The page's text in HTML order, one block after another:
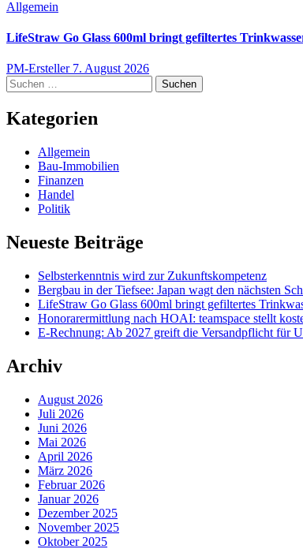
Allgemein
LifeStraw Go Glass 600ml bringt gefiltertes
PM-Ersteller 7. August 2026
Suchen
nach:
Kategorien
Allgemein
Bau-Immobilien
Finanzen
Handel
Politik
Neueste Beiträge
Selbsterkenntnis wird zur Zukunftskompetenz
Bergbau in der Tiefsee: Japan wagt den nächsten
LifeStraw Go Glass 600ml bringt gefiltertes
Honorarermittlung nach HOAI: teamspace stellt
E-Rechnung: Ab 2027 greift die Versandpflicht für
Archiv
August 2026
Juli 2026
Juni 2026
Mai 2026
April 2026
März 2026
Februar 2026
Januar 2026
Dezember 2025
November 2025
Oktober 2025